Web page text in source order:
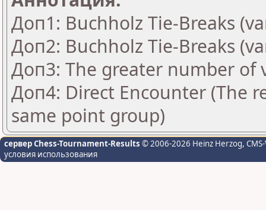
Доп1: Buchholz Tie-Breaks
Доп2: Buchholz Tie-Breaks
Доп3: The greater number of
Доп4: Direct Encounter (The
same point group)
сервер Chess-Tournament-Results © 2006-2026 Heinz Herzog,
условия использования